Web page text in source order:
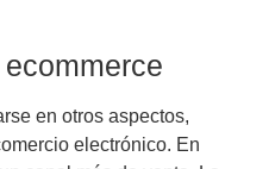
en otros aspectos,
electrónico. En